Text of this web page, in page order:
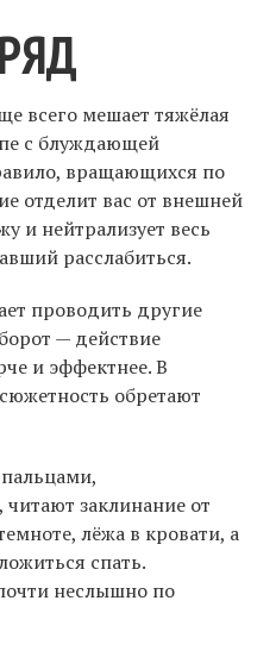
всего мешает тяжёлая
с блуждающей
вращающихся по
отделит вас от внешней
и нейтрализует весь
расслабиться.
проводить другие
— действие
и эффектнее. В
обретают
заклинание от
лёжа в кровати, а
спать.
неслышно по